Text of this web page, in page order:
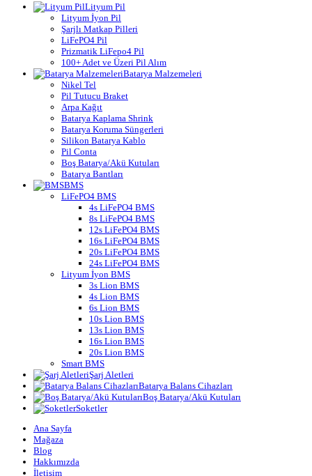
Lityum Pil
Lityum İyon Pil
Şarjlı Matkap Pilleri
LiFePO4 Pil
Prizmatik LiFepo4 Pil
100+ Adet ve Üzeri Pil Alım
Batarya Malzemeleri
Nikel Tel
Pil Tutucu Braket
Arpa Kağıt
Batarya Kaplama Shrink
Batarya Koruma Süngerleri
Silikon Batarya Kablo
Pil Conta
Boş Batarya/Akü Kutuları
Batarya Bantları
BMS
LiFePO4 BMS
4s LiFePO4 BMS
8s LiFePO4 BMS
12s LiFePO4 BMS
16s LiFePO4 BMS
20s LiFePO4 BMS
24s LiFePO4 BMS
Lityum İyon BMS
3s Lion BMS
4s Lion BMS
6s Lion BMS
10s Lion BMS
13s Lion BMS
16s Lion BMS
20s Lion BMS
Smart BMS
Şarj Aletleri
Batarya Balans Cihazları
Boş Batarya/Akü Kutuları
Soketler
Ana Sayfa
Mağaza
Blog
Hakkımızda
İletişim